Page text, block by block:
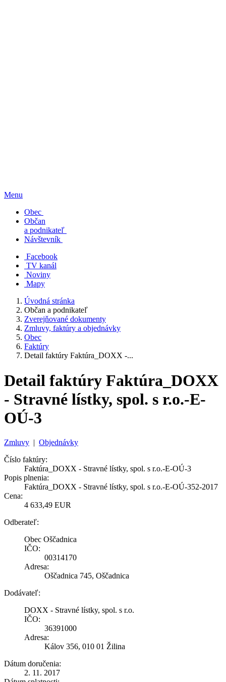
Menu
Obec
Občan
a podnikateľ
Návštevník
Facebook
TV kanál
Noviny
Mapy
Úvodná stránka
Občan a podnikateľ
Zverejňované dokumenty
Zmluvy, faktúry a objednávky
Obec
Faktúry
Detail faktúry Faktúra_DOXX -...
Detail faktúry Faktúra_DOXX
- Stravné lístky, spol. s r.o.-E-
OÚ-3
Zmluvy | Objednávky
Číslo faktúry:
Faktúra_DOXX - Stravné lístky, spol. s r.o.-E-OÚ-3
Popis plnenia:
Faktúra_DOXX - Stravné lístky, spol. s r.o.-E-OÚ-352-2017
Cena:
4 633,49 EUR
Odberateľ:
Obec Oščadnica
IČO:
00314170
Adresa:
Oščadnica 745, Oščadnica
Dodávateľ:
DOXX - Stravné lístky, spol. s r.o.
IČO:
36391000
Adresa:
Kálov 356, 010 01 Žilina
Dátum doručenia:
2. 11. 2017